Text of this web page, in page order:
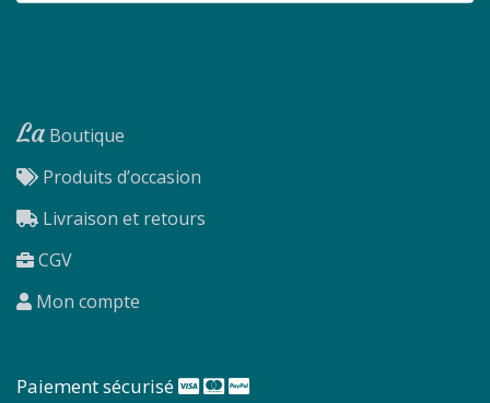
La Boutique
Produits d’occasion
Livraison et retours
CGV
Mon compte
Paiement sécurisé